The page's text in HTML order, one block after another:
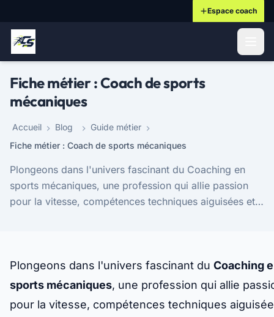
Espace coach
Fiche métier : Coach de sports
mécaniques
Accueil Blog
Guide métier
Fiche métier : Coach de sports mécaniques
Plongeons dans l'univers fascinant du Coaching en
sports mécaniques, une profession qui allie passion
pour la vitesse, compétences techniques aiguisées et
Plongeons dans l'univers fascinant du Coaching
sports mécaniques, une profession qui allie
pour la vitesse, compétences techniques